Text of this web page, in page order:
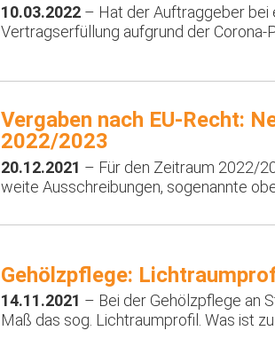
10.03.2022 – Hat der Auftraggeber bei
Vertragserfüllung aufgrund der
Vergaben nach EU-Recht:
2022/2023
20.12.2021 – Für den Zeitraum 2022/
weite Ausschreibungen, sogenannte
Gehölzpflege:
14.11.2021 – Bei der Gehölzpflege an
Maß das sog. Lichtraumprofil. Was ist